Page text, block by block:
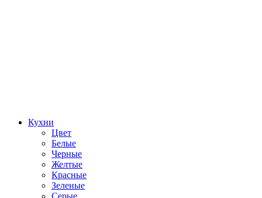
Кухни
Цвет
Белые
Черные
Желтые
Красные
Зеленые
Серые